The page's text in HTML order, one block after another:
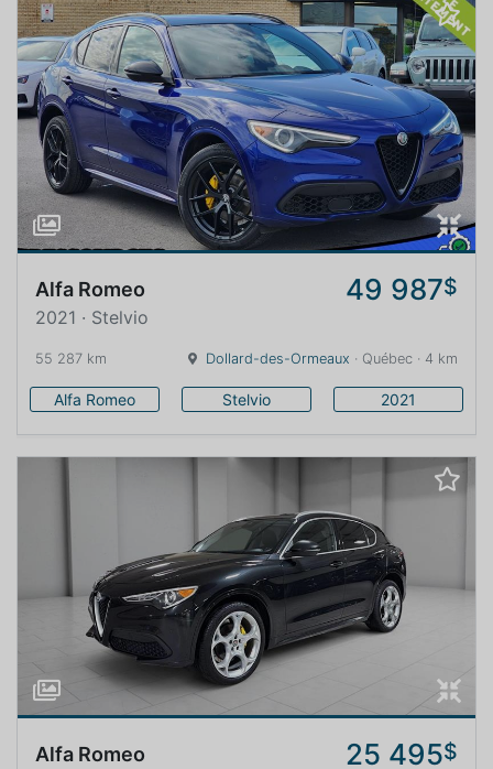
Alfa Romeo 49 987$
2021 · Stelvio
55 287 km Dollard-des-Ormeaux · Québec · 4 km
Alfa Romeo Stelvio 2021
Alfa Romeo 25 495$